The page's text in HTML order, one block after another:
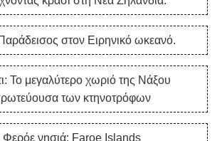
στον Ειρηνικό ωκεανό.
Το μεγαλύτερο χωριό της Νάξου
των κτηνοτρόφων
Φερόε νησιά: Faroe Islands